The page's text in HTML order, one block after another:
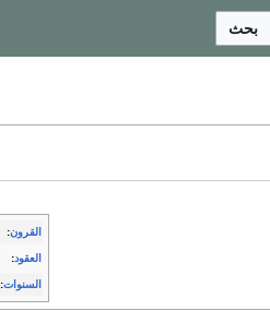
بحث
القرون:
العقود:
السنوات: